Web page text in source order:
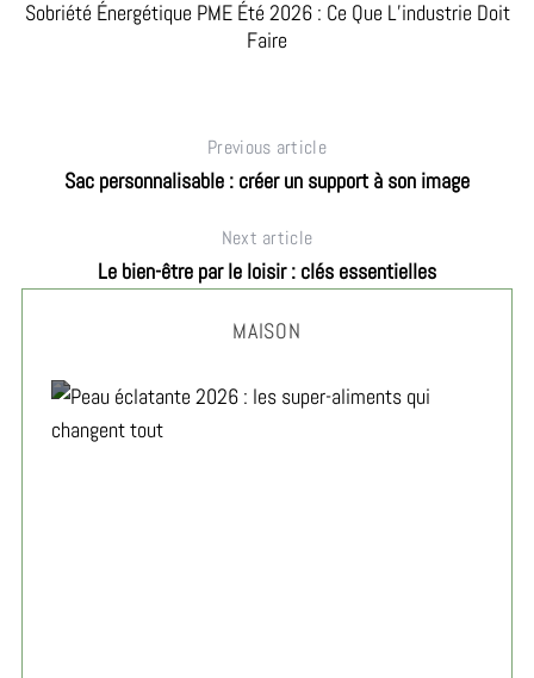
Sobriété Énergétique PME Été 2026 : Ce Que L’industrie Doit
Faire
Previous article
Sac personnalisable : créer un support à son image
Next article
Le bien-être par le loisir : clés essentielles
MAISON